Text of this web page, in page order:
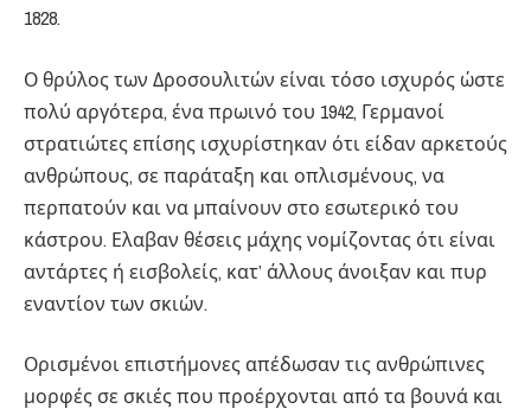
1828.
Ο θρύλος των Δροσουλιτών είναι τόσο ισχυρός ώστε
πολύ αργότερα, ένα πρωινό του 1942, Γερμανοί
στρατιώτες επίσης ισχυρίστηκαν ότι είδαν αρκετούς
ανθρώπους, σε παράταξη και οπλισμένους, να
περπατούν και να μπαίνουν στο εσωτερικό του
κάστρου. Ελαβαν θέσεις μάχης νομίζοντας ότι είναι
αντάρτες ή εισβολείς, κατ’ άλλους άνοιξαν και πυρ
εναντίον των σκιών.
Ορισμένοι επιστήμονες απέδωσαν τις ανθρώπινες
μορφές σε σκιές που προέρχονται από τα βουνά και